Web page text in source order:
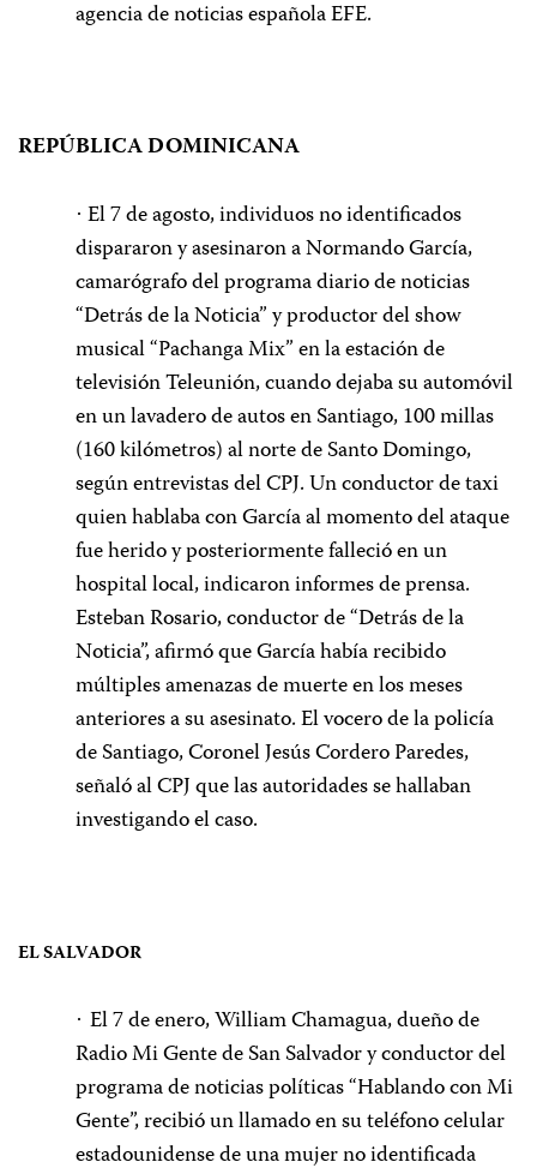
agencia de noticias española EFE.
REPÚBLICA DOMINICANA
· El 7 de agosto, individuos no identificados
dispararon y asesinaron a Normando García,
camarógrafo del programa diario de noticias
“Detrás de la Noticia” y productor del show
musical “Pachanga Mix” en la estación de
televisión Teleunión, cuando dejaba su automóvil
en un lavadero de autos en Santiago, 100 millas
(160 kilómetros) al norte de Santo Domingo,
según entrevistas del CPJ. Un conductor de taxi
quien hablaba con García al momento del ataque
fue herido y posteriormente falleció en un
hospital local, indicaron informes de prensa.
Esteban Rosario, conductor de “Detrás de la
Noticia”, afirmó que García había recibido
múltiples amenazas de muerte en los meses
anteriores a su asesinato. El vocero de la policía
de Santiago, Coronel Jesús Cordero Paredes,
señaló al CPJ que las autoridades se hallaban
investigando el caso.
EL SALVADOR
· El 7 de enero, William Chamagua, dueño de
Radio Mi Gente de San Salvador y conductor del
programa de noticias políticas “Hablando con Mi
Gente”, recibió un llamado en su teléfono celular
estadounidense de una mujer no identificada